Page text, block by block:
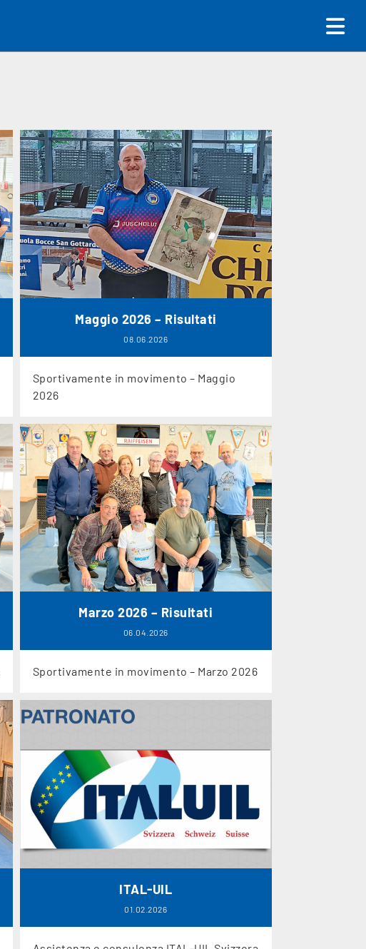
Maggio 2026 – Risultati
08.06.2026
Sportivamente in movimento – Maggio
2026
Marzo 2026 – Risultati
06.04.2026
Sportivamente in movimento – Marzo 2026
ITAL-UIL
01.02.2026